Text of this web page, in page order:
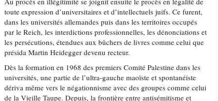
toute expression d’universitaires et d’intellectuels juifs. Ce furent,
dans les universités allemandes puis dans les territoires occupés
par le Reich, les interdictions professionnelles, les dénonciations et
les persécutions, étendues aux bûchers de livres comme celui que
présida Martin Heidegger devenu recteur.
Dès la formation en 1968 des premiers Comité Palestine dans les
universités, une partie de l’ultra-gauche maoïste et spontanéiste
dériva même vers le négationnisme avec des groupes comme celui
de la Vieille Taupe. Depuis, la frontière entre antisémitisme et